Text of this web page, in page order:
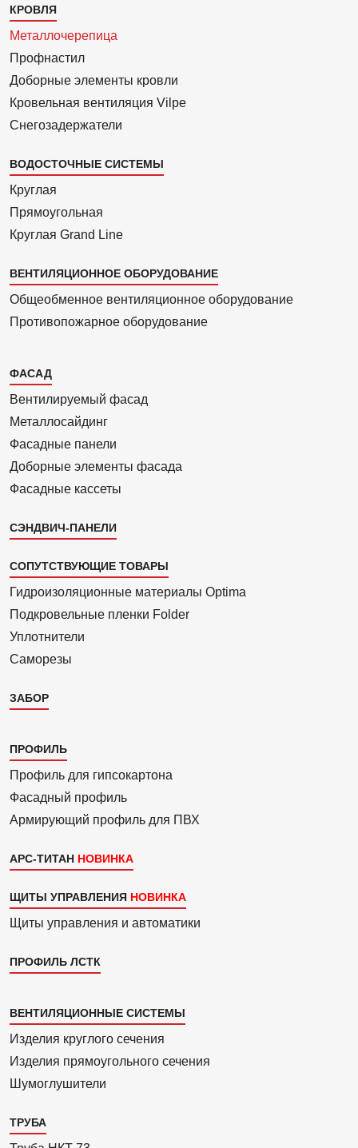
Каталог
1
КРОВЛЯ
Металлочерепица
Профнастил
Доборные элементы кровли
Кровельная вентиляция Vilpe
Снегозадержатели
ВОДОСТОЧНЫЕ СИСТЕМЫ
Круглая
Прямоуголь­ная
Круглая Grand Line
ВЕНТИЛЯЦИОННОЕ ОБОРУДОВАНИЕ
Общеобменное вентиляционное оборудование
Противопожарное оборудование
Каталог
2
ФАСАД
Вентилиру­емый фасад
Металло­сайдинг
Фасадные панели
Доборные элементы фасада
Фасадные кассеты
СЭНДВИЧ-ПАНЕЛИ
СОПУТСТВУЮЩИЕ ТОВАРЫ
Гидроизоля­ционные материалы Optima
Подкровель­ные пленки Folder
Уплотнители
Саморезы
ЗАБОР
Каталог
3
ПРОФИЛЬ
Профиль для гипсо­картона
Фасадный профиль
Армиру­ю­щий профиль для ПВХ
АРС-ТИТАН
ЩИТЫ УПРАВЛЕНИЯ
Щиты управления и автоматики
ПРОФИЛЬ ЛСТК
Каталог
4
ВЕНТИЛЯЦИОННЫЕ СИСТЕМЫ
Изделия круглого сечения
Изделия прямоуголь­ного сечения
Шумоглушители
ТРУБА